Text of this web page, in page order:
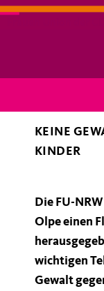
KEINE
KINDER
Die FU-
Olpe einen
wichtigen
Gewalt